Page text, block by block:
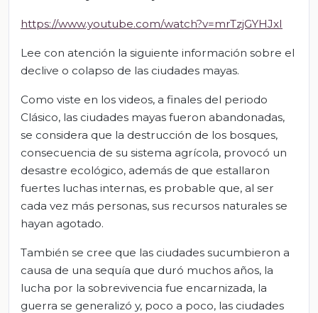
https://www.youtube.com/watch?v=mrTzjGYHJxI
Lee con atención la siguiente información sobre el
declive o colapso de las ciudades mayas.
Como viste en los videos, a finales del periodo
Clásico, las ciudades mayas fueron abandonadas,
se considera que la destrucción de los bosques,
consecuencia de su sistema agrícola, provocó un
desastre ecológico, además de que estallaron
fuertes luchas internas, es probable que, al ser
cada vez más personas, sus recursos naturales se
hayan agotado.
También se cree que las ciudades sucumbieron a
causa de una sequía que duró muchos años, la
lucha por la sobrevivencia fue encarnizada, la
guerra se generalizó y, poco a poco, las ciudades